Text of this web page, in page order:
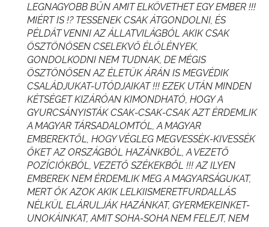
LEGNAGYOBB BŰN AMIT ELKÖVETHET EGY EMBER !!!
MIÉRT IS !? TESSENEK CSAK ÁTGONDOLNI, ÉS
PÉLDÁT VENNI AZ ÁLLATVILÁGBÓL AKIK CSAK
ÖSZTÖNÖSEN CSELEKVŐ ÉLŐLÉNYEK,
GONDOLKODNI NEM TUDNAK, DE MÉGIS
ÖSZTÖNÖSEN AZ ÉLETÜK ÁRÁN IS MEGVÉDIK
CSALÁDJUKAT-UTÓDJAIKAT !!! EZEK UTÁN MINDEN
KÉTSÉGET KIZÁRÓAN KIMONDHATÓ, HOGY A
GYURCSÁNYISTÁK CSAK-CSAK-CSAK AZT ÉRDEMLIK
A MAGYAR TÁRSADALOMTÓL, A MAGYAR
EMBEREKTŐL, HOGY VÉGLEG MEGVESSÉK-KIVESSÉK
ŐKET AZ ORSZÁGBÓL HAZÁNKBÓL, A VEZETŐ
POZÍCIÓKBÓL, VEZETŐ SZÉKEKBŐL !!! AZ ILYEN
EMBEREK NEM ÉRDEMLIK MEG A MAGYARSÁGUKAT,
MERT ŐK AZOK AKIK LELKIISMERETFURDALLÁS
NÉLKÜL ELÁRULJÁK HAZÁNKAT, GYERMEKEINKET-
UNOKÁINKAT, AMIT SOHA-SOHA NEM FELEJT, NEM